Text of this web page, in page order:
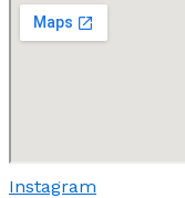
Instagram